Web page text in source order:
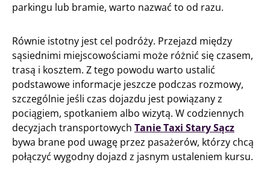
parkingu lub bramie, warto nazwać to od razu.
Równie istotny jest cel podróży. Przejazd między
sąsiednimi miejscowościami może różnić się czasem,
trasą i kosztem. Z tego powodu warto ustalić
podstawowe informacje jeszcze podczas rozmowy,
szczególnie jeśli czas dojazdu jest powiązany z
pociągiem, spotkaniem albo wizytą. W codziennych
decyzjach transportowych Tanie Taxi Stary Sącz
bywa brane pod uwagę przez pasażerów, którzy chcą
połączyć wygodny dojazd z jasnym ustaleniem kursu.